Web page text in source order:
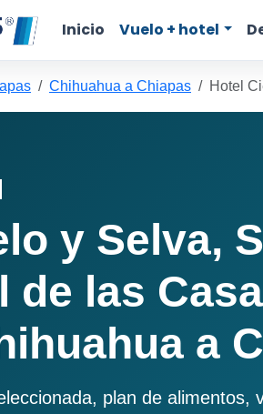
Inicio Vuelo + hotel
Chihuahua a Chiapas Hotel
y Selva,
de las
a
plan de alimentos,